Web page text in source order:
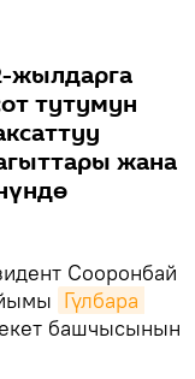
жылдарга
тутумун
жана
Сооронбай
Гүлбара
башчысынын